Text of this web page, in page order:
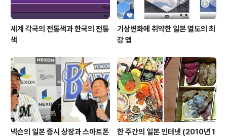
세계 각국의 전통색과 한국의 전통
색
기상변화에 취약한 일본 열도의 최
강 앱
넥슨의 일본 증시 상장과 스마트폰
한 주간의 일본 인터넷 (2010년 1